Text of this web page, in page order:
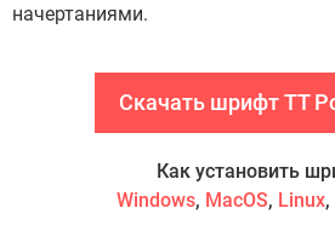
начертаниями.
Скачать шрифт TT
Как установить
Windows, MacOS, Linux,